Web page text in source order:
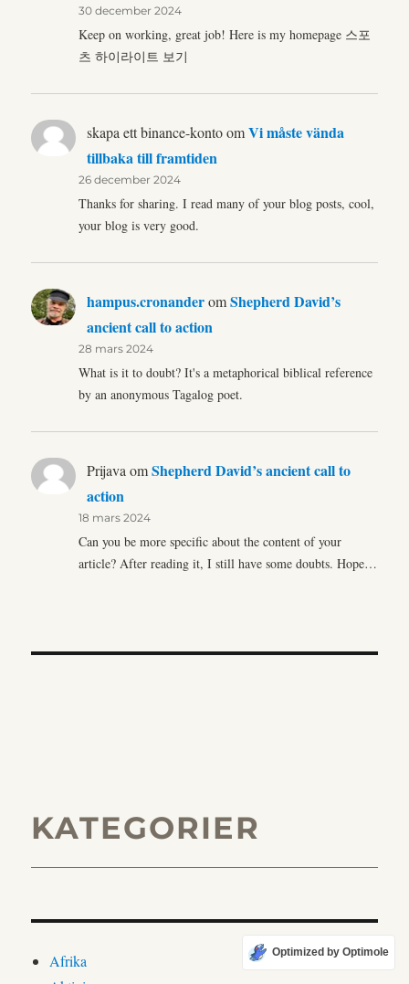
30 december 2024
Keep on working, great job! Here is my homepage 스포
츠 하이라이트 보기
skapa ett binance-kontoomVi måste vända
tillbaka till framtiden
26 december 2024
Thanks for sharing. I read many of your blog posts, cool,
your blog is very good.
hampus.cronanderomShepherd David’s
ancient call to action
28 mars 2024
What is it to doubt? It's a metaphorical biblical reference
by an anonymous Tagalog poet.
Prijava omShepherd David’s ancient call to
action
18 mars 2024
Can you be more specific about the content of your
article? After reading it, I still have some doubts. Hope…
KATEGORIER
Afrika
Optimized by Optimole